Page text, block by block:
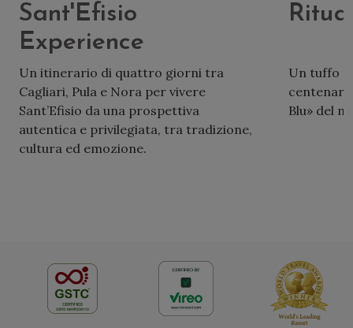
Sant'Efisio
Experience
Un itinerario di quattro giorni tra
Cagliari, Pula e Nora per vivere
Sant’Efisio da una prospettiva
autentica e privilegiata, tra tradizione,
cultura ed emozione.
Un tuffo
centenari
Blu» del